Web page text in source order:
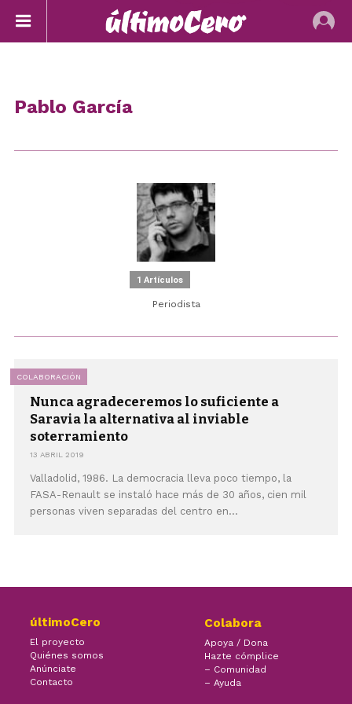
Pablo García
1 Artículos
Periodista
COLABORACIÓN
Nunca agradeceremos lo suficiente a
Saravia la alternativa al inviable
soterramiento
13 ABRIL 2019
Valladolid, 1986. La democracia lleva poco tiempo, la
FASA-Renault se instaló hace más de 30 años, cien mil
personas viven separadas del centro en...
últimoCero
El proyecto
Quiénes somos
Anúnciate
Contacto
Colabora
Apoya / Dona
Hazte cómplice
– Comunidad
– Ayuda